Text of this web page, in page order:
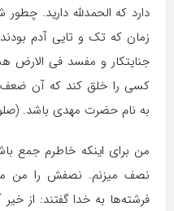
دارد که الحمدلله دارید.
زمان که تک و تایی آدم
جنایتکار و مفسد فی الارض
کسی را خلق کند که آن
به نام حضرت مهدی باشد.
من برای اینکه خاطرم جمع
نصف میزنم. نصفش را من
فرشته‌ها به خدا گفتند: از